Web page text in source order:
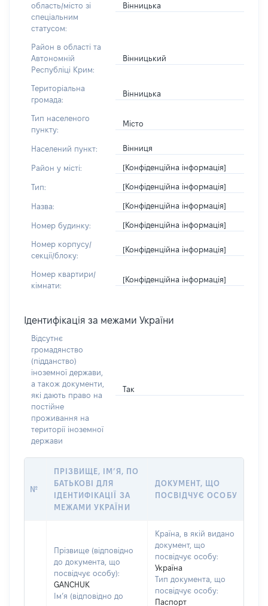
область/місто зі
спеціальним
статусом:
Вінницька
Район в області та
Автономній
Республіці Крим:
Вінницький
Територіальна
громада:
Вінницька
Тип населеного
пункту:
Місто
Населений пункт: Вінниця
Район у місті: [Конфіденційна інформація]
Тип: [Конфіденційна інформація]
Назва: [Конфіденційна інформація]
Номер будинку: [Конфіденційна інформація]
Номер корпусу/
секції/блоку:
[Конфіденційна інформація]
Номер квартири/
кімнати:
[Конфіденційна інформація]
Ідентифікація за межами України
Відсутнє
громадянство
(підданство)
іноземної держави,
а також документи,
які дають право на
постійне
проживання на
території іноземної
держави
Так
№
ПРІЗВИЩЕ, ІМ’Я, ПО
БАТЬКОВІ ДЛЯ
ІДЕНТИФІКАЦІЇ ЗА
МЕЖАМИ УКРАЇНИ
ДОКУМЕНТ, ЩО
ПОСВІДЧУЄ ОСОБУ
Прізвище (відповідно
до документа, що
посвідчує особу):
GANCHUK
Ім’я (відповідно до
Країна, в якій видано
документ, що
посвідчує особу:
Україна
Тип документа, що
посвідчує особу:
Паспорт